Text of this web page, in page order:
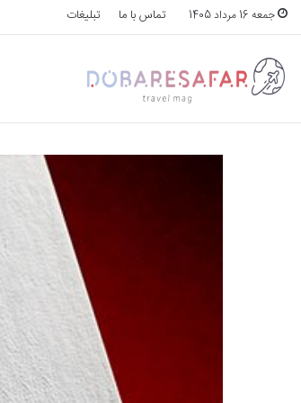
جمعه 16 مرداد 1405 تماس با ما تبلیغات